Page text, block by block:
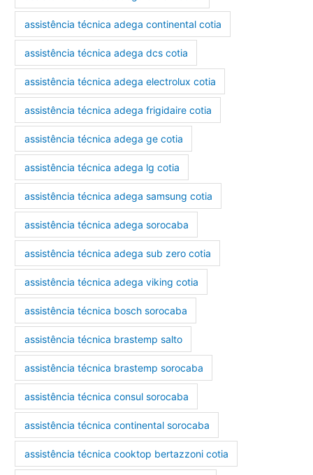
assistência técnica adega continental cotia
assistência técnica adega dcs cotia
assistência técnica adega electrolux cotia
assistência técnica adega frigidaire cotia
assistência técnica adega ge cotia
assistência técnica adega lg cotia
assistência técnica adega samsung cotia
assistência técnica adega sorocaba
assistência técnica adega sub zero cotia
assistência técnica adega viking cotia
assistência técnica bosch sorocaba
assistência técnica brastemp salto
assistência técnica brastemp sorocaba
assistência técnica consul sorocaba
assistência técnica continental sorocaba
assistência técnica cooktop bertazzoni cotia